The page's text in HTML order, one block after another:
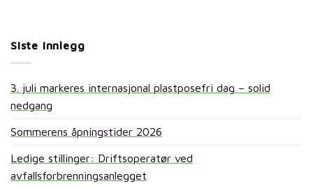
Siste innlegg
3. juli markeres internasjonal plastposefri dag – solid
nedgang
Sommerens åpningstider 2026
Ledige stillinger: Driftsoperatør ved
avfallsforbrenningsanlegget